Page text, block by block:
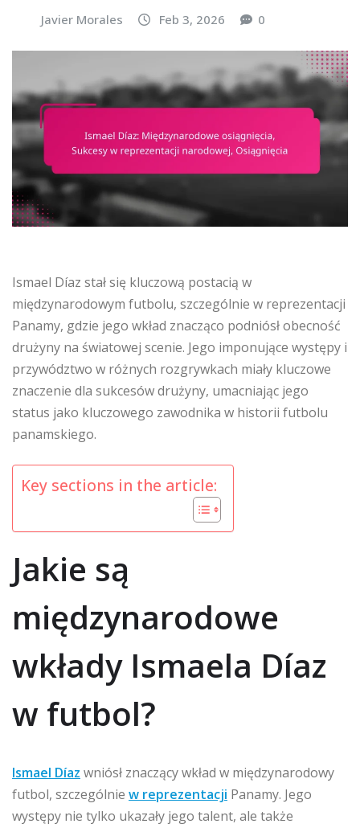
Javier Morales Feb 3, 2026 0
Ismael Díaz stał się kluczową postacią w
międzynarodowym futbolu, szczególnie w reprezentacji
Panamy, gdzie jego wkład znacząco podniósł obecność
drużyny na światowej scenie. Jego imponujące występy i
przywództwo w różnych rozgrywkach miały kluczowe
znaczenie dla sukcesów drużyny, umacniając jego
status jako kluczowego zawodnika w historii futbolu
panamskiego.
Key sections in the article:
Jakie są
międzynarodowe
wkłady Ismaela Díaz
w futbol?
Ismael Díaz wniósł znaczący wkład w międzynarodowy
futbol, szczególnie w reprezentacji Panamy. Jego
występy nie tylko ukazały jego talent, ale także